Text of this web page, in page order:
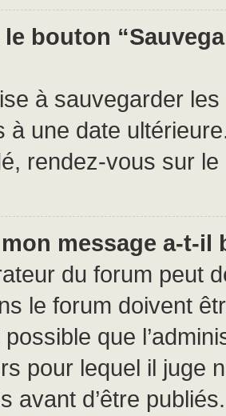
le bouton
à sauvegarder
à une date
rendez-vous sur le
message a-t-il
du forum peut
le forum doivent
que
pour lequel il juge
avant d’être